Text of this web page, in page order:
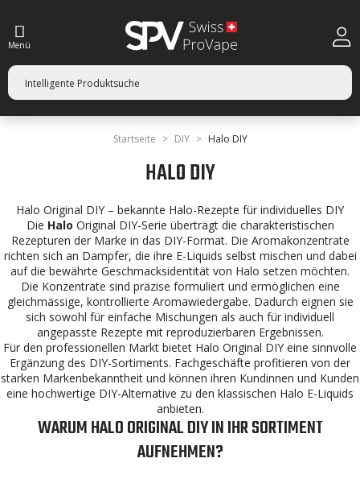
Menü
Startseite DIY Halo DIY
HALO DIY
Halo Original DIY – bekannte Halo-Rezepte für individuelles DIY
Die Halo Original DIY-Serie überträgt die charakteristischen
Rezepturen der Marke in das DIY-Format. Die Aromakonzentrate
richten sich an Dampfer, die ihre E-Liquids selbst mischen und dabei
auf die bewährte Geschmacksidentität von Halo setzen möchten.
Die Konzentrate sind präzise formuliert und ermöglichen eine
gleichmässige, kontrollierte Aromawiedergabe. Dadurch eignen sie
sich sowohl für einfache Mischungen als auch für individuell
angepasste Rezepte mit reproduzierbaren Ergebnissen.
Für den professionellen Markt bietet Halo Original DIY eine sinnvolle
Ergänzung des DIY-Sortiments. Fachgeschäfte profitieren von der
starken Markenbekanntheit und können ihren Kundinnen und Kunden
eine hochwertige DIY-Alternative zu den klassischen Halo E-Liquids
anbieten.
WARUM HALO ORIGINAL DIY IN IHR SORTIMENT
AUFNEHMEN?